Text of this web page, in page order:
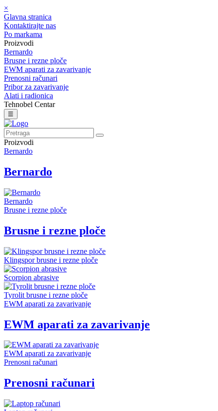
×
Glavna stranica
Kontaktirajte nas
Po markama
Proizvodi
Bernardo
Brusne i rezne ploče
EWM aparati za zavarivanje
Prenosni računari
Pribor za zavarivanje
Alati i radionica
Tehnobel Centar
☰
Proizvodi
Bernardo
Bernardo
Bernardo
Brusne i rezne ploče
Brusne i rezne ploče
Klingspor brusne i rezne ploče
Scorpion abrasive
Tyrolit brusne i rezne ploče
EWM aparati za zavarivanje
EWM aparati za zavarivanje
EWM aparati za zavarivanje
Prenosni računari
Prenosni računari